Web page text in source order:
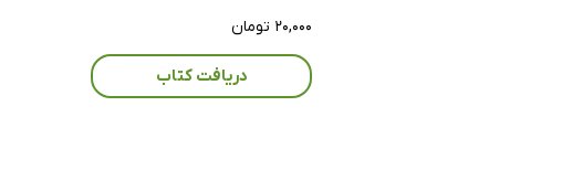
۲۰,۰۰۰ تومان
دریافت کتاب